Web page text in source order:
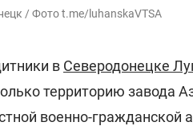
/ Фото t.me/luhanskaVTSA
в Северодонецке
территорию завода
военно-гражданской